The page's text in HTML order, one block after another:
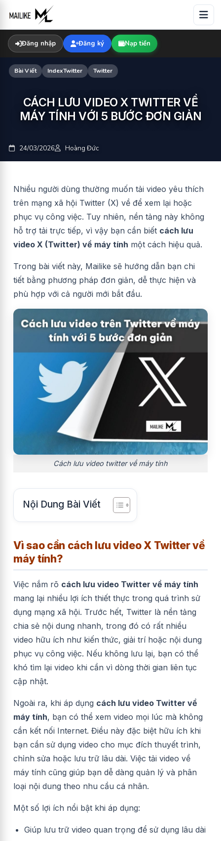
content
Đăng nhập Đăng ký Nạp tiền
Bài Viết IndexTwitter Twitter
CÁCH LƯU VIDEO X TWITTER VỀ
MÁY TÍNH VỚI 5 BƯỚC ĐƠN GIẢN
24/03/2026 Hoàng Đức
Nhiều người dùng thường muốn tải video yêu thích
trên mạng xã hội Twitter (X) về để xem lại hoặc
phục vụ công việc. Tuy nhiên, nền tảng này không
hỗ trợ tải trực tiếp, vì vậy bạn cần biết cách lưu
video X (Twitter) về máy tính một cách hiệu quả.
Trong bài viết này, Mailike sẽ hướng dẫn bạn chi
tiết bằng phương pháp đơn giản, dễ thực hiện và
phù hợp với cả người mới bắt đầu.
Cách lưu video twitter về máy tính
Nội Dung Bài Viết
Vì sao cần cách lưu video X Twitter về
máy tính?
Việc nắm rõ cách lưu video Twitter về máy tính
mang lại nhiều lợi ích thiết thực trong quá trình sử
dụng mạng xã hội. Trước hết, Twitter là nền tảng
chia sẻ nội dung nhanh, trong đó có rất nhiều
video hữu ích như kiến thức, giải trí hoặc nội dung
phục vụ công việc. Nếu không lưu lại, bạn có thể
khó tìm lại video khi cần vì dòng thời gian liên tục
cập nhật.
Ngoài ra, khi áp dụng cách lưu video Twitter về
máy tính, bạn có thể xem video mọi lúc mà không
cần kết nối Internet. Điều này đặc biệt hữu ích khi
bạn cần sử dụng video cho mục đích thuyết trình,
chỉnh sửa hoặc lưu trữ lâu dài. Việc tải video về
máy tính cũng giúp bạn dễ dàng quản lý và phân
loại nội dung theo nhu cầu cá nhân.
Một số lợi ích nổi bật khi áp dụng:
Giúp lưu trữ video quan trọng để sử dụng lâu dài